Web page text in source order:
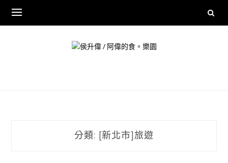
content
分類: [新北市]旅遊